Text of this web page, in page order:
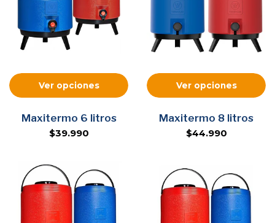
Ver opciones
Maxitermo 6 litros
$39.990
Ver opciones
Maxitermo 8 litros
$44.990